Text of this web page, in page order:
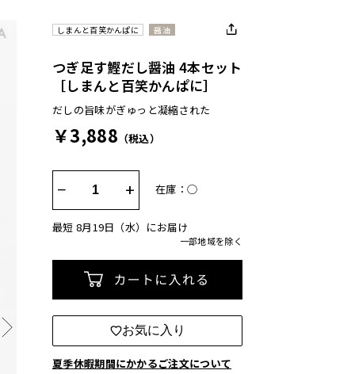
しまんと百笑かんぱに 醤油
つぎ足す鰹だし醤油 4本セット
［しまんと百笑かんぱに］
だしの旨味がぎゅっと凝縮された
￥3,888 （税込）
− + 在庫：◯
最短 8月19日（水）にお届け
一部地域を除く
お気に入り
夏季休暇期間にかかるご注文について